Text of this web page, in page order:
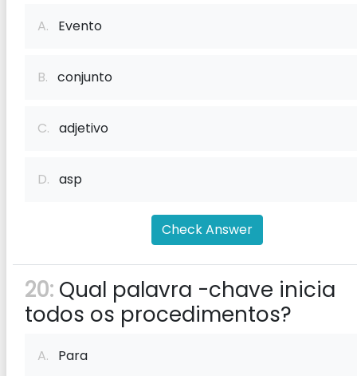
A. Evento
B. conjunto
C. adjetivo
D. asp
Check Answer
20: Qual palavra -chave inicia
todos os procedimentos?
A. Para